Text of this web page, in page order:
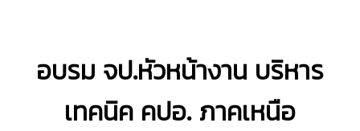
อบรม จป.หัวหน้างาน บริหาร
เทคนิค คปอ. ภาคเหนือ